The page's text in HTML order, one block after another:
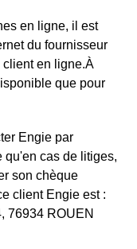
en ligne, il est
du fournisseur
en ligne.À
que pour
Engie par
qu'en cas de litiges,
son chèque
client Engie est :
76934 ROUEN